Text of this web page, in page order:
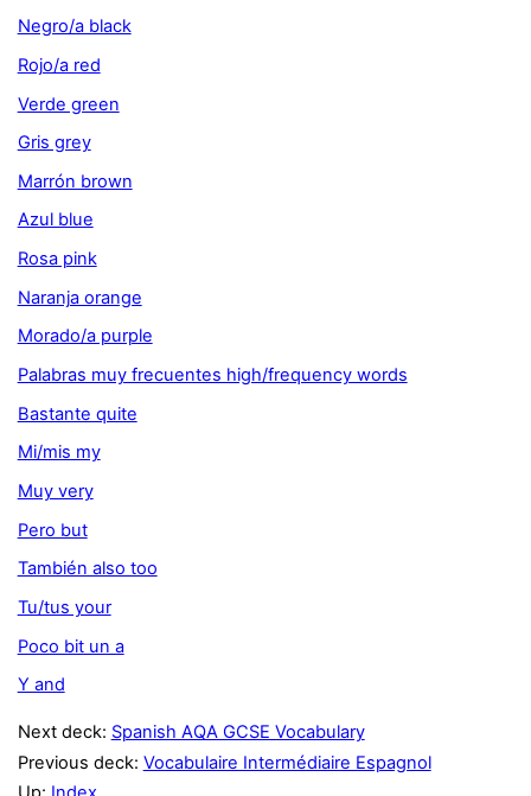
Negro/a black
Rojo/a red
Verde green
Gris grey
Marrón brown
Azul blue
Rosa pink
Naranja orange
Morado/a purple
Palabras muy frecuentes high/frequency words
Bastante quite
Mi/mis my
Muy very
Pero but
También also too
Tu/tus your
Poco bit un a
Y and
Next deck: Spanish AQA GCSE Vocabulary
Previous deck: Vocabulaire Intermédiaire Espagnol